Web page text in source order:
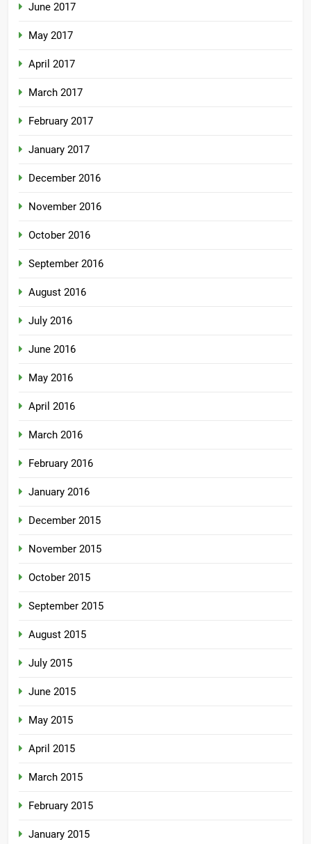
June 2017
May 2017
April 2017
March 2017
February 2017
January 2017
December 2016
November 2016
October 2016
September 2016
August 2016
July 2016
June 2016
May 2016
April 2016
March 2016
February 2016
January 2016
December 2015
November 2015
October 2015
September 2015
August 2015
July 2015
June 2015
May 2015
April 2015
March 2015
February 2015
January 2015